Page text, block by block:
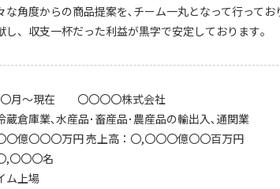
な角度からの商品提案を､チーム一丸となって行って
し、収支一杯だった利益が黒字で安定しております｡
〇月～現在 〇〇〇〇株式会社
蔵倉庫業､水産品･畜産品･農産品の輸出入､通関業
〇億〇〇〇万円 売上高：〇,〇〇〇億〇〇百万円
,〇〇〇名
ム上場